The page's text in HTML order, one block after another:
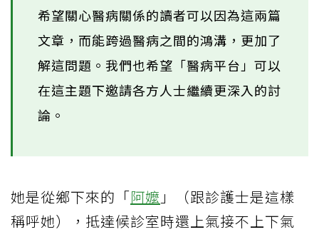
希望關心醫病關係的讀者可以因為這兩篇
文章，而能跨過醫病之間的鴻溝，更加了
解這問題。我們也希望「醫病平台」可以
在這主題下邀請各方人士繼續更深入的討
論。
她是從鄉下來的「阿嬤 」（跟診護士是這樣
稱呼她），抵達候診室時還上氣接不上下氣